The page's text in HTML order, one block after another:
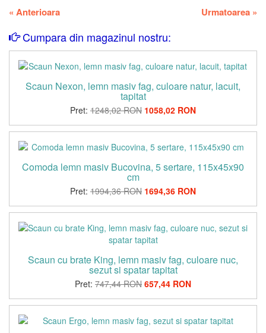
« Anterioara Urmatoarea »
Cumpara din magazinul nostru:
Scaun Nexon, lemn masiv fag, culoare natur, lacuit,
tapitat
Pret: 1248,02 RON 1058,02 RON
Comoda lemn masiv Bucovina, 5 sertare, 115x45x90
cm
Pret: 1994,36 RON 1694,36 RON
Scaun cu brate King, lemn masiv fag, culoare nuc,
sezut si spatar tapitat
Pret: 747,44 RON 657,44 RON